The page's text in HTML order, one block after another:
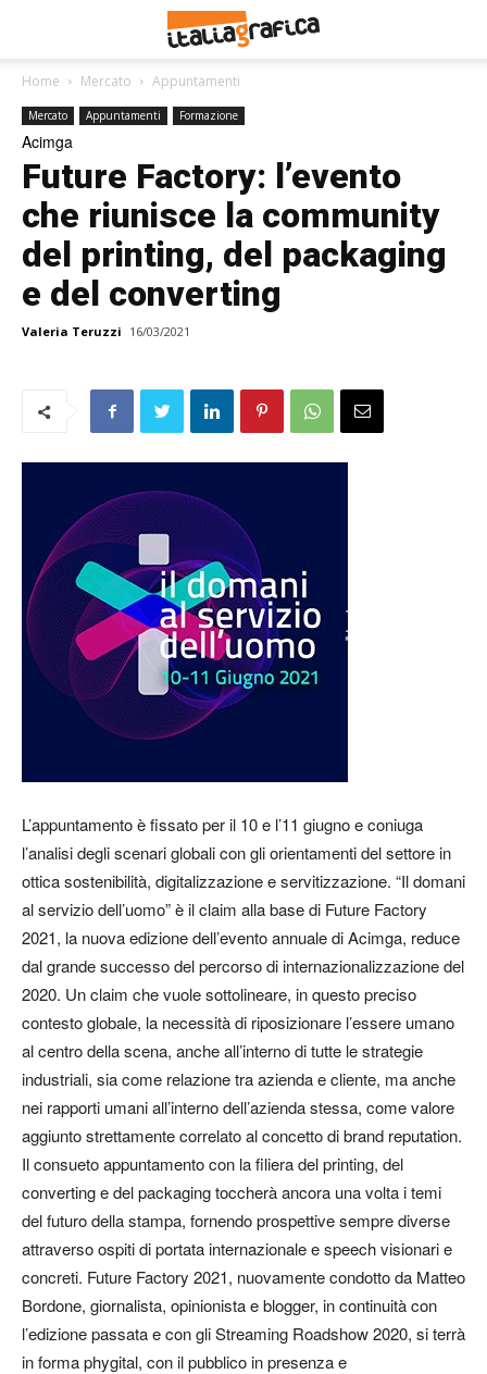
Home Mercato Appuntamenti
Mercato Appuntamenti Formazione
Acimga
Future Factory: l’evento
che riunisce la community
del printing, del packaging
e del converting
Valeria Teruzzi 16/03/2021
L’appuntamento è fissato per il 10 e l’11 giugno e coniuga
l’analisi degli scenari globali con gli orientamenti del settore in
ottica sostenibilità, digitalizzazione e servitizzazione. “Il domani
al servizio dell’uomo” è il claim alla base di Future Factory
2021, la nuova edizione dell’evento annuale di Acimga, reduce
dal grande successo del percorso di internazionalizzazione del
2020. Un claim che vuole sottolineare, in questo preciso
contesto globale, la necessità di riposizionare l’essere umano
al centro della scena, anche all’interno di tutte le strategie
industriali, sia come relazione tra azienda e cliente, ma anche
nei rapporti umani all’interno dell’azienda stessa, come valore
aggiunto strettamente correlato al concetto di brand reputation.
Il consueto appuntamento con la filiera del printing, del
converting e del packaging toccherà ancora una volta i temi
del futuro della stampa, fornendo prospettive sempre diverse
attraverso ospiti di portata internazionale e speech visionari e
concreti. Future Factory 2021, nuovamente condotto da Matteo
Bordone, giornalista, opinionista e blogger, in continuità con
l’edizione passata e con gli Streaming Roadshow 2020, si terrà
in forma phygital, con il pubblico in presenza e